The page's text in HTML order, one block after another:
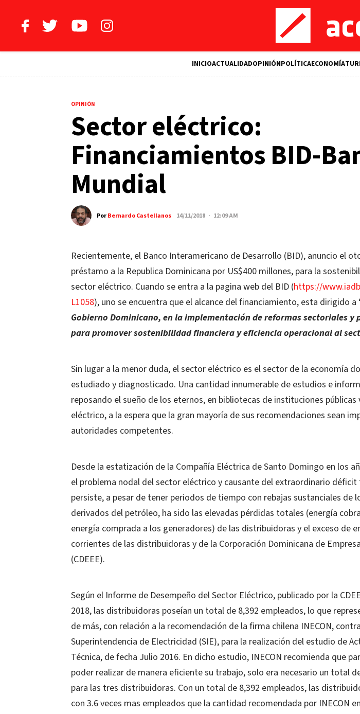
INICIOACTUALIDADOPINIÓNPOLÍTICAECONOMÍA
OPINIÓN
Sector eléctrico:
Financiamientos BID-
Mundial
PorBernardo Castellanos 14/11/2018 · 12:09 AM
Recientemente, el Banco Interamericano de Desarrollo (BID), anuncio el
préstamo a la Republica Dominicana por US$400 millones, para la
sector eléctrico. Cuando se entra a la pagina web del BID (https://
L1058), uno se encuentra que el alcance del financiamiento, esta dirigido a
Gobierno Dominicano, en la implementación de reformas sectoriales y
para promover sostenibilidad financiera y eficiencia operacional al
Sin lugar a la menor duda, el sector eléctrico es el sector de la economía
estudiado y diagnosticado. Una cantidad innumerable de estudios e
reposando el sueño de los eternos, en bibliotecas de instituciones
eléctrico, a la espera que la gran mayoría de sus recomendaciones sean
autoridades competentes.
Desde la estatización de la Compañía Eléctrica de Santo Domingo en los
el problema nodal del sector eléctrico y causante del extraordinario déficit
persiste, a pesar de tener periodos de tiempo con rebajas sustanciales de
derivados del petróleo, ha sido las elevadas pérdidas totales (energía
energía comprada a los generadores) de las distribuidoras y el exceso de
corrientes de las distribuidoras y de la Corporación Dominicana de
(CDEEE).
Según el Informe de Desempeño del Sector Eléctrico, publicado por la
2018, las distribuidoras poseían un total de 8,392 empleados, lo que
de más, con relación a la recomendación de la firma chilena INECON,
Superintendencia de Electricidad (SIE), para la realización del estudio de
Técnica, de fecha Julio 2016. En dicho estudio, INECON recomienda que
poder realizar de manera eficiente su trabajo, solo era necesario un total
para las tres distribuidoras. Con un total de 8,392 empleados, las
con 3.6 veces mas empleados que la cantidad recomendada por INECON